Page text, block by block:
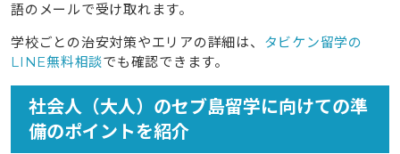
語のメールで受け取れます。
学校ごとの治安対策やエリアの詳細は、 タビケン留学の
LINE無料相談でも確認できます。
社会人（大人）のセブ島留学に向けての準
備のポイントを紹介